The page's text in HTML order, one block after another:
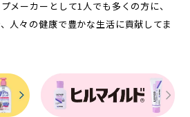
メーカーとして1人でも多くの方に、
人々の健康で豊かな生活に貢献してま